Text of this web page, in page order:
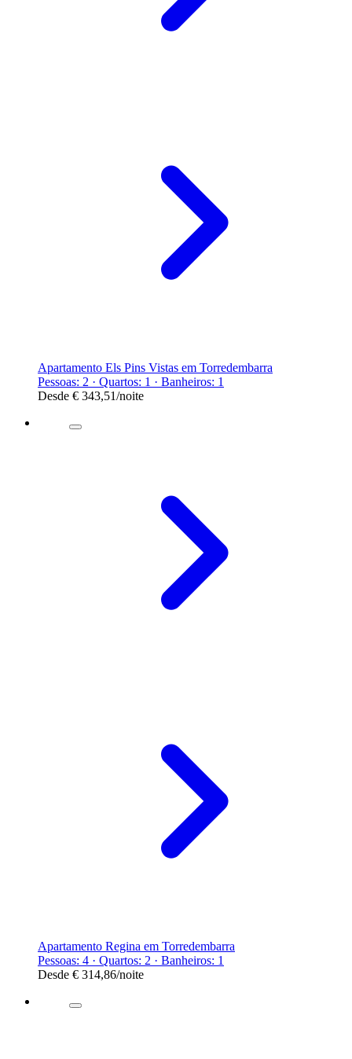
Apartamento Els Pins Vistas em Torredembarra
Pessoas: 2 · Quartos: 1 · Banheiros: 1
Desde € 343,51/noite
Apartamento Regina em Torredembarra
Pessoas: 4 · Quartos: 2 · Banheiros: 1
Desde € 314,86/noite